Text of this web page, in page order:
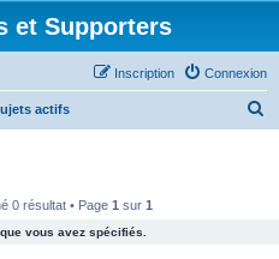
et Supporters
Connexion
Inscription
actifs
0 résultat • Page 1 sur 1
vous avez spécifiés.